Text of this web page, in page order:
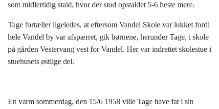
som midlertidig stald, hvor der stod opstaldet 5-6 heste mere.
Tage fortæller ligeledes, at eftersom Vandel Skole var lukket fordi
hele Vandel by var afspærret, gik børnene, herunder Tage, i skole
på gården Vestervang vest for Vandel. Her var indrettet skolestue i
stuehusets østlige del.
En varm sommerdag, den 15/6 1958 ville Tage have fat i sin